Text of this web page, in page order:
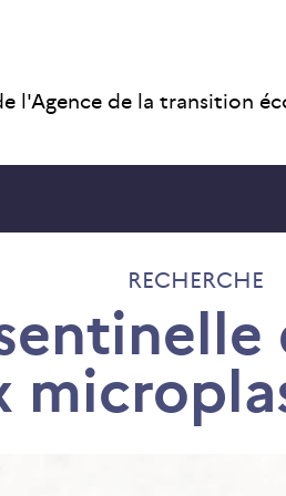
l'Agence de la transition
RECHERCHE